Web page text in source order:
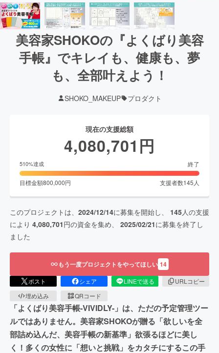
美容家SHOKOの『よくばり美容
手帳』でキレイも、健康も、夢
も、全部叶えよう！
SHOKO_MAKEUP プロダクト
現在の支援総額
4,080,701 円
510%達成 終了
目標金額800,000円 支援者数145 人
このプロジェクトは、 2024/12/14に募集を開始し、 145人の支援
により 4,080,701円の資金を集め、 2025/02/21に募集を終了し
ました
もう一度プロジェクトをやってほしい 14
ポスト シェア LINEで送る
URLコピー
埋め込み
QRコード
「よくばり美容手帳-VIVIDLY-」は、ただの予定管理ツー
ルではありません。美容家SHOKOが贈る「欲しいを全
部詰め込んだ、美容手帳の新基準」欲張るほどに美し
く！多くの女性に「想いと挑戦」をカタチにするこの手